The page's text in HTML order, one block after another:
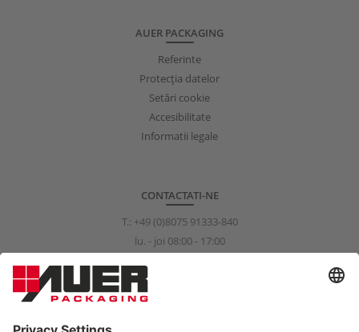
AUER PACKAGING
Referinte
Protecţia datelor
Setări cookie
Accesibilitate
Informatii legale
CONTACTATI-NE
T.: +49 (0)8075 91333-840
lu. - joi 08:00 - 17:00
info@auer-packaging.com